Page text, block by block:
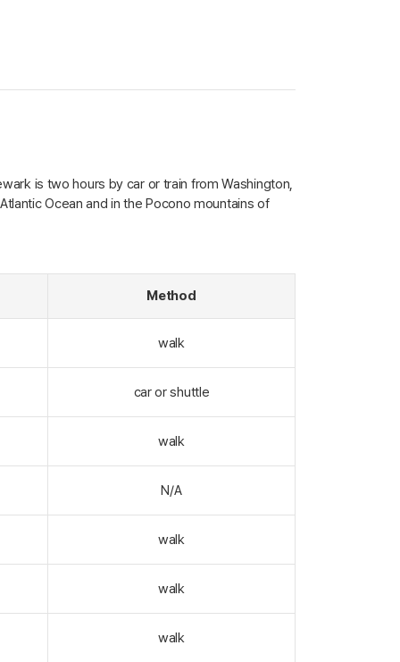
is two hours by car or train from Washington,
Ocean and in the Pocono mountains of
Method
walk
car or shuttle
walk
N/A
walk
walk
walk